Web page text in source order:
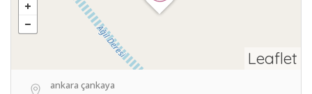
Leaflet
ankara çankaya